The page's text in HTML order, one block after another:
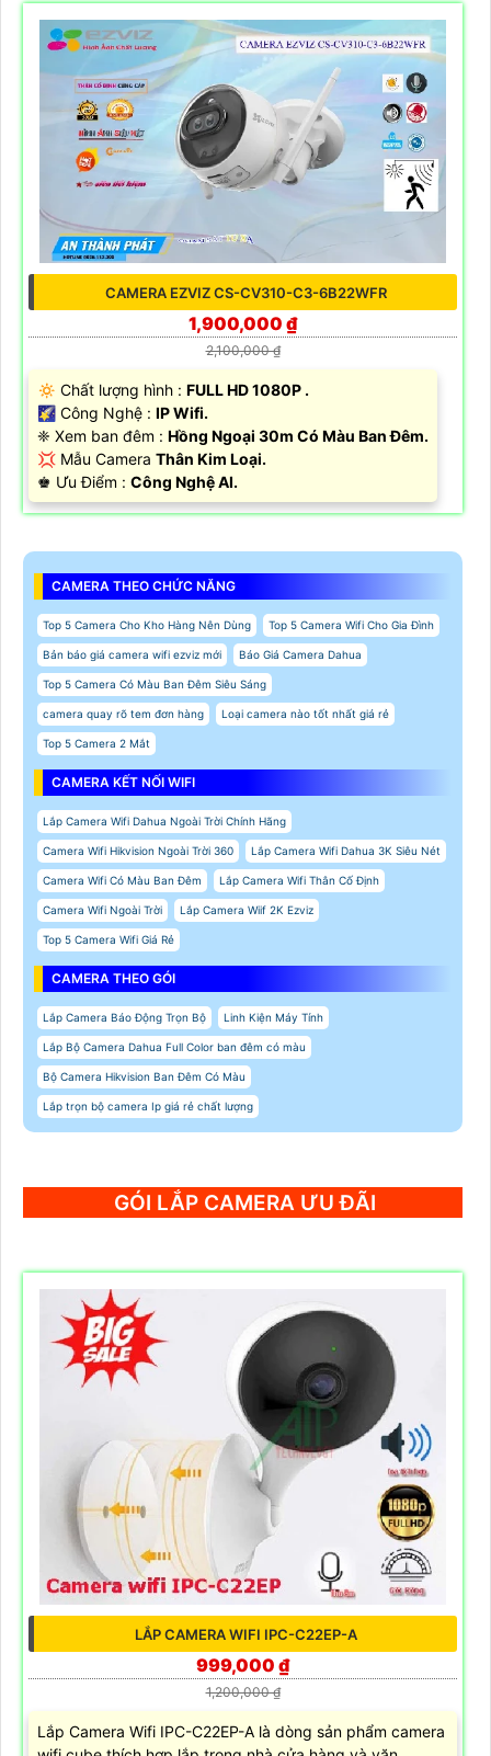
CAMERA EZVIZ CS-CV310-C3-6B22WFR
1,900,000 ₫
2,100,000 ₫
🔅 Chất lượng hình : FULL HD 1080P .
🌠 Công Nghệ : IP Wifi.
❈ Xem ban đêm : Hồng Ngoại 30m Có Màu Ban Đêm.
💢 Mẫu Camera Thân Kim Loại.
️♚ Ưu Điểm : Công Nghệ AI.
CAMERA THEO CHỨC NĂNG
Top 5 Camera Cho Kho Hàng Nên Dùng Top 5 Camera Wifi Cho Gia Đình
Bản báo giá camera wifi ezviz mới Báo Giá Camera Dahua
Top 5 Camera Có Màu Ban Đêm Siêu Sáng
camera quay rõ tem đơn hàng Loại camera nào tốt nhất giá rẻ
Top 5 Camera 2 Mắt
CAMERA KẾT NỐI WIFI
Lắp Camera Wifi Dahua Ngoài Trời Chính Hãng
Camera Wifi Hikvision Ngoài Trời 360 Lắp Camera Wifi Dahua 3K Siêu Nét
Camera Wifi Có Màu Ban Đêm Lắp Camera Wifi Thân Cố Định
Camera Wifi Ngoài Trời Lắp Camera Wiif 2K Ezviz
Top 5 Camera Wifi Giá Rẻ
CAMERA THEO GÓI
Lắp Camera Báo Động Trọn Bộ Linh Kiện Máy Tính
Lắp Bộ Camera Dahua Full Color ban đêm có màu
Bộ Camera Hikvision Ban Đêm Có Màu
Lắp trọn bộ camera Ip giá rẻ chất lượng
GÓI LẮP CAMERA ƯU ĐÃI
LẮP CAMERA WIFI IPC-C22EP-A
999,000 ₫
1,200,000 ₫
Lắp Camera Wifi IPC-C22EP-A là dòng sản phẩm camera